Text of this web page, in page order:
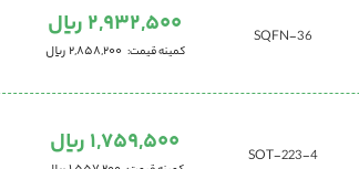
SQFN-36 2,932,500 ریال
کمینه قیمت 2,858,200 ریال
SOT-223-4 1,759,500 ریال